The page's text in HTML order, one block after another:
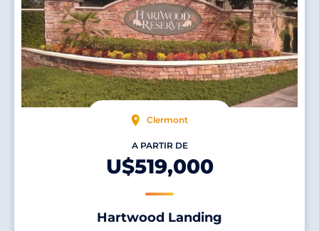
Clermont
A PARTIR DE
U$519,000
Hartwood Landing